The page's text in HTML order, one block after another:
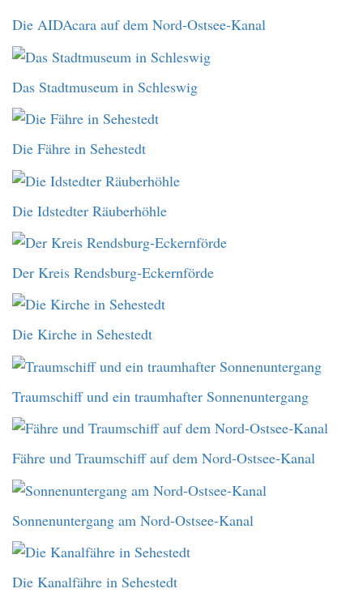
Die AIDAcara auf dem Nord-Ostsee-Kanal
Das Stadtmuseum in Schleswig
Die Fähre in Sehestedt
Die Idstedter Räuberhöhle
Der Kreis Rendsburg-Eckernförde
Die Kirche in Sehestedt
Traumschiff und ein traumhafter Sonnenuntergang
Fähre und Traumschiff auf dem Nord-Ostsee-Kanal
Sonnenuntergang am Nord-Ostsee-Kanal
Die Kanalfähre in Sehestedt